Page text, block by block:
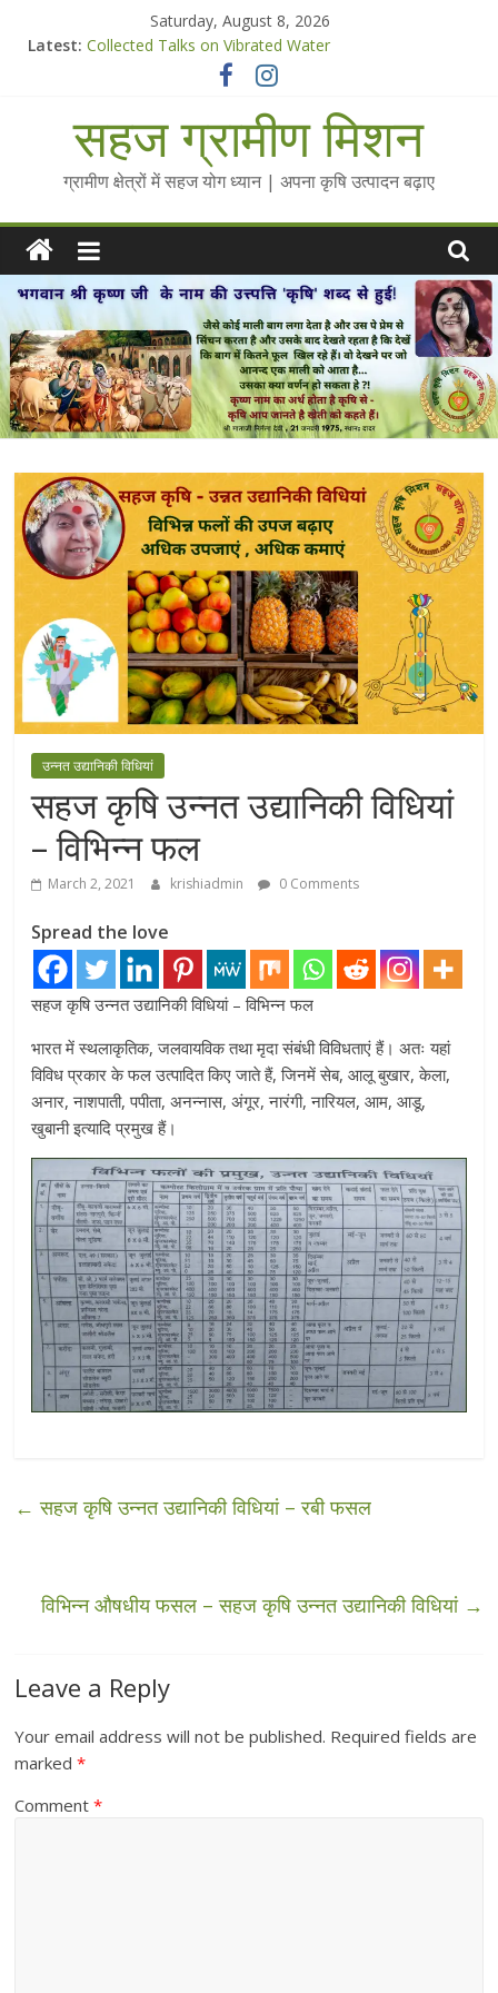
Saturday, August 8, 2026
Latest: Collected Talks on Vibrated Water
सहज कृषि प्रचार-प्रसार किट
Standee Designs @ 2025 for Sahaj Krishi Promotions
Chalo Gaon Ki Or Abhiyaan - 2025-26
सहज ग्रामीण मिशन
ग्रामीण क्षेत्रों में सहज योग ध्यान | अपना कृषि उत्पादन बढ़ाए
उन्नत उद्यानिकी विधियां
सहज कृषि उन्नत उद्यानिकी विधियां
– विभिन्न फल
March 2, 2021 krishiadmin 0 Comments
Spread the love
सहज कृषि उन्नत उद्यानिकी विधियां – विभिन्न फल
भारत में स्थलाकृतिक, जलवायविक तथा मृदा संबंधी विविधताएं हैं। अतः यहां
विविध प्रकार के फल उत्पादित किए जाते हैं, जिनमें सेब, आलू बुखार, केला,
अनार, नाशपाती, पपीता, अनन्नास, अंगूर, नारंगी, नारियल, आम, आडू,
खुबानी इत्यादि प्रमुख हैं।
← सहज कृषि उन्नत उद्यानिकी विधियां – रबी फसल
विभिन्न औषधीय फसल – सहज कृषि उन्नत उद्यानिकी विधियां →
Leave a Reply
Your email address will not be published. Required fields are
marked*
Comment*